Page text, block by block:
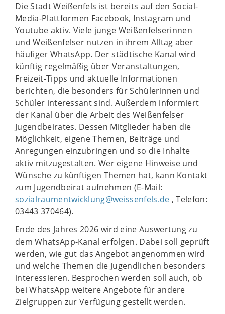
Die Stadt Weißenfels ist bereits auf den Social-
Media-Plattformen Facebook, Instagram und
Youtube aktiv. Viele junge Weißenfelserinnen
und Weißenfelser nutzen in ihrem Alltag aber
häufiger WhatsApp. Der städtische Kanal wird
künftig regelmäßig über Veranstaltungen,
Freizeit-Tipps und aktuelle Informationen
berichten, die besonders für Schülerinnen und
Schüler interessant sind. Außerdem informiert
der Kanal über die Arbeit des Weißenfelser
Jugendbeirates. Dessen Mitglieder haben die
Möglichkeit, eigene Themen, Beiträge und
Anregungen einzubringen und so die Inhalte
aktiv mitzugestalten. Wer eigene Hinweise und
Wünsche zu künftigen Themen hat, kann Kontakt
zum Jugendbeirat aufnehmen (E-Mail:
sozialraumentwicklung@weissenfels.de , Telefon:
03443 370464).
Ende des Jahres 2026 wird eine Auswertung zu
dem WhatsApp-Kanal erfolgen. Dabei soll geprüft
werden, wie gut das Angebot angenommen wird
und welche Themen die Jugendlichen besonders
interessieren. Besprochen werden soll auch, ob
bei WhatsApp weitere Angebote für andere
Zielgruppen zur Verfügung gestellt werden.